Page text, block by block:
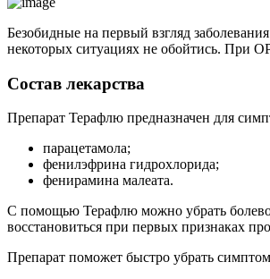
Безобидные на первый взгляд
некоторых ситуациях не обойтись. При
Состав лекарства
Препарат Терафлю предназначен для
парацетамола;
фенилэфрина гидрохлорида;
фенирамина малеата.
С помощью Терафлю можно убрать
восстановиться при первых признаках
Препарат поможет быстро убрать